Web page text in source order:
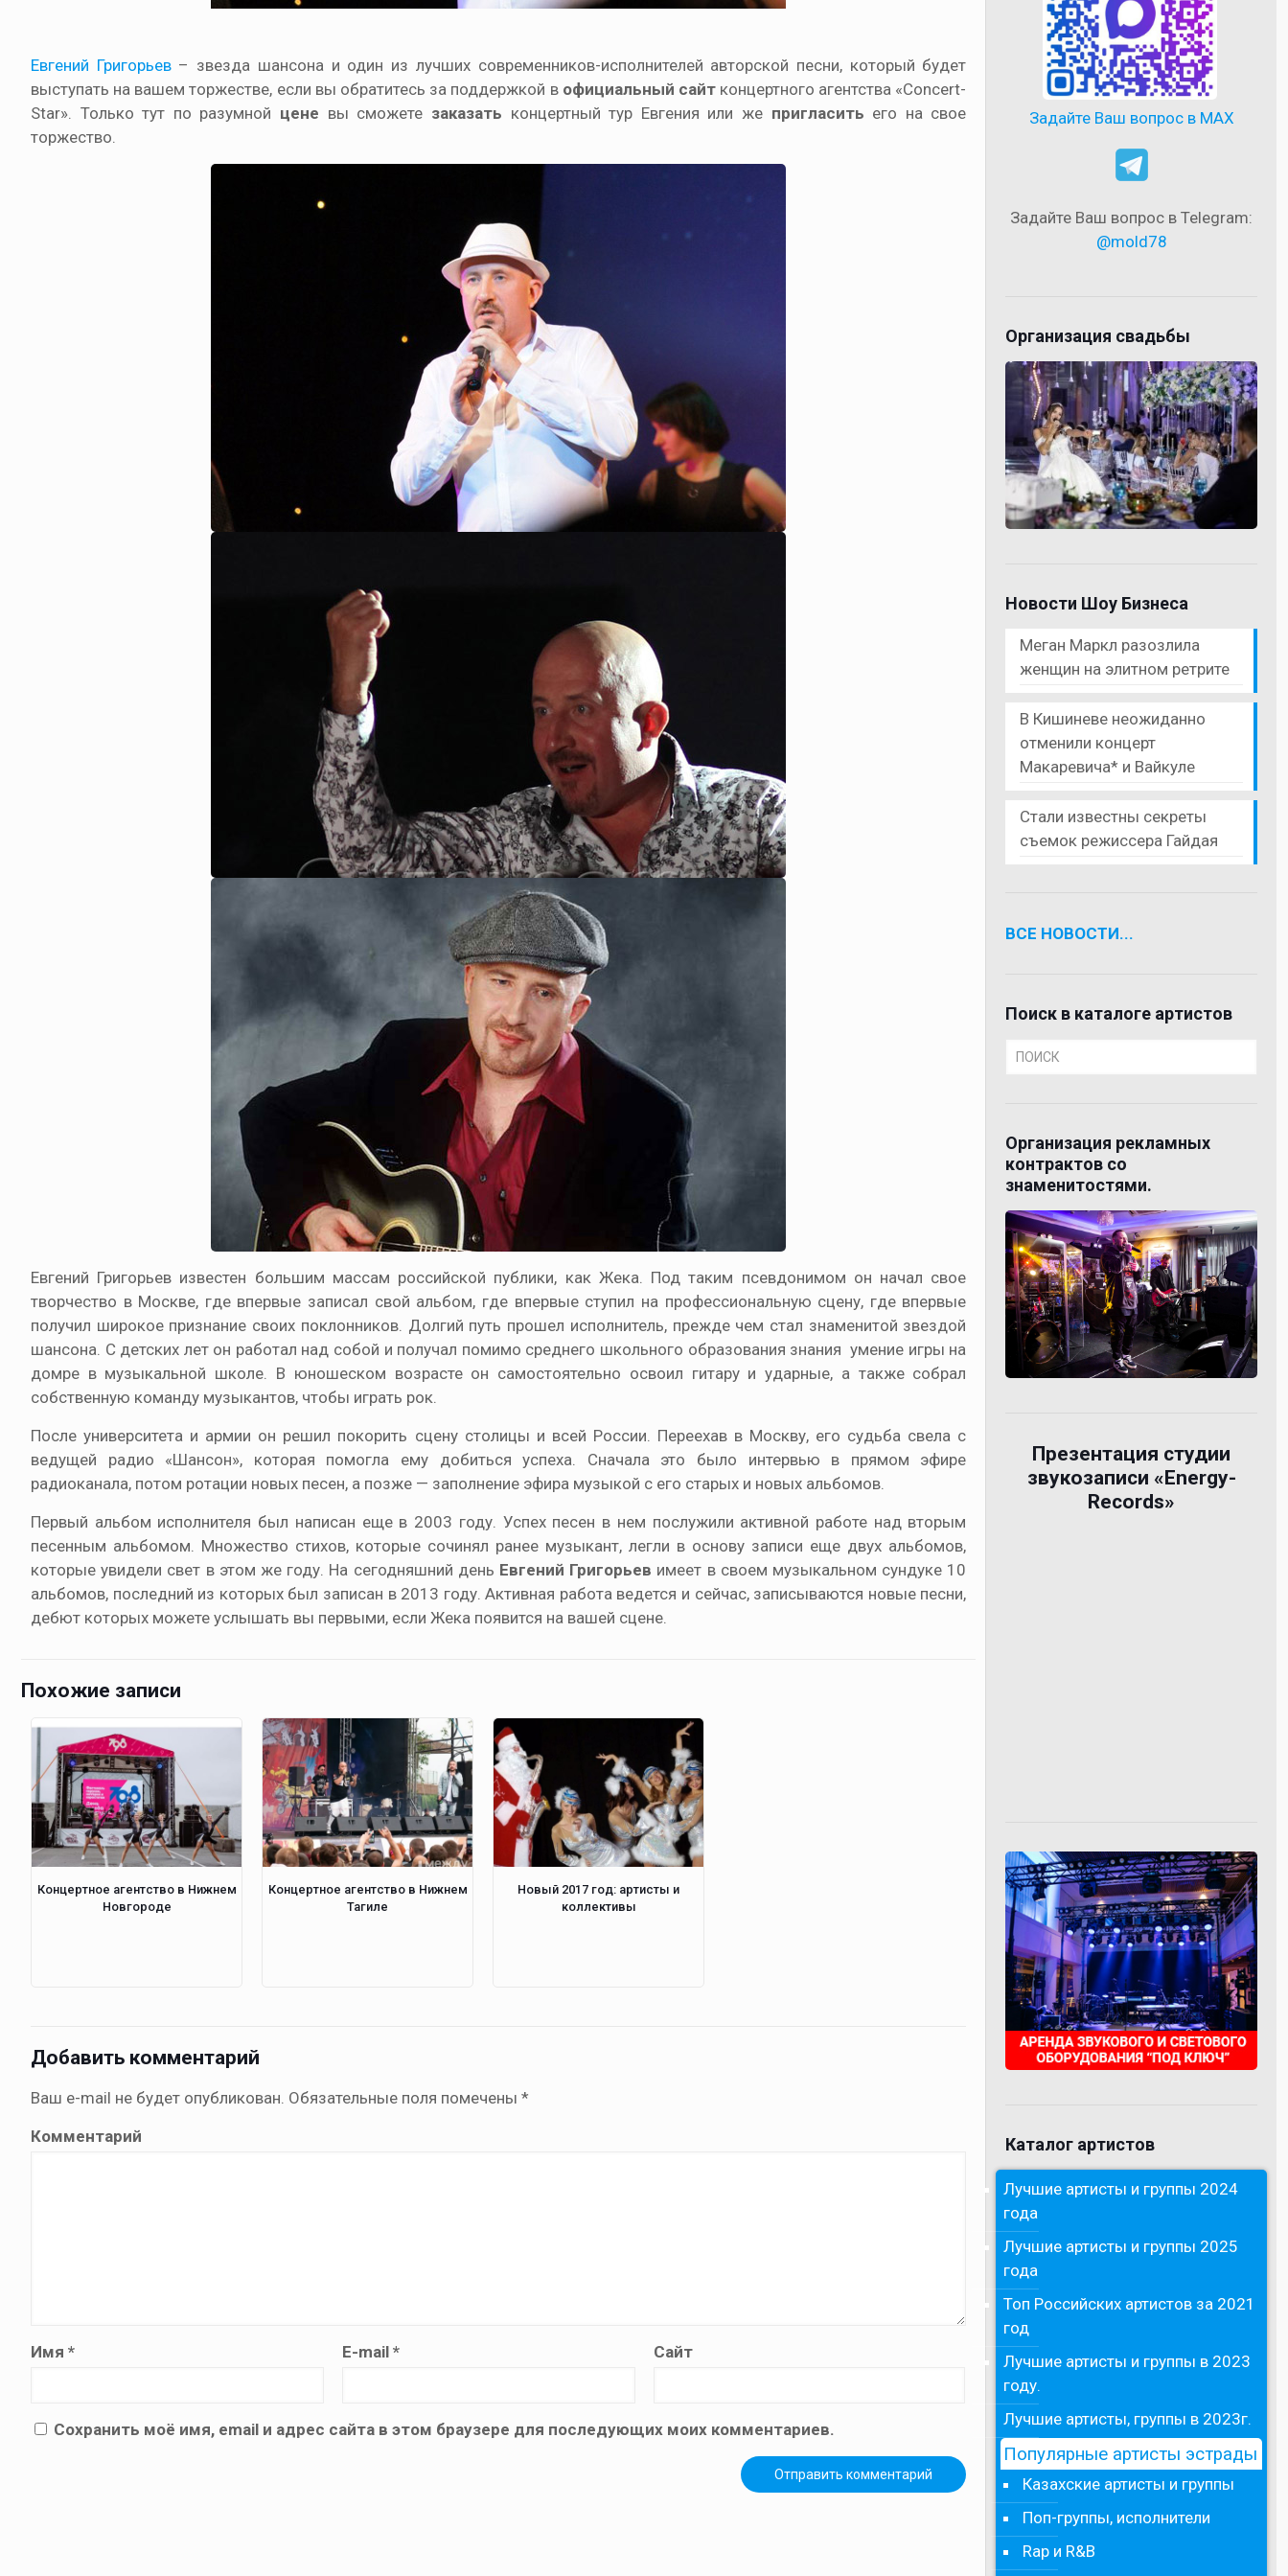
Евгений Григорьев– звезда шансона и один из лучших современников-исполнителей авторской песни, который будет
выступать на вашем торжестве, если вы обратитесь за поддержкой в официальный сайтконцертного агентства «Concert-
Star». Только тут по разумной цене вы сможете заказать концертный тур Евгения или же пригласить его на свое
торжество.
Евгений Григорьев известен большим массам российской публики, как Жека. Под таким псевдонимом он начал свое
творчество в Москве, где впервые записал свой альбом, где впервые ступил на профессиональную сцену, где впервые
получил широкое признание своих поклонников. Долгий путь прошел исполнитель, прежде чем стал знаменитой звездой
шансона. С детских лет он работал над собой и получал помимо среднего школьного образования знания умение игры на
домре в музыкальной школе. В юношеском возрасте он самостоятельно освоил гитару и ударные, а также собрал
собственную команду музыкантов, чтобы играть рок.
После университета и армии он решил покорить сцену столицы и всей России. Переехав в Москву, его судьба свела с
ведущей радио «Шансон», которая помогла ему добиться успеха. Сначала это было интервью в прямом эфире
радиоканала, потом ротации новых песен, а позже — заполнение эфира музыкой с его старых и новых альбомов.
Первый альбом исполнителя был написан еще в 2003 году. Успех песен в нем послужили активной работе над вторым
песенным альбомом. Множество стихов, которые сочинял ранее музыкант, легли в основу записи еще двух альбомов,
которые увидели свет в этом же году. На сегодняшний день Евгений Григорьев имеет в своем музыкальном сундуке 10
альбомов, последний из которых был записан в 2013 году. Активная работа ведется и сейчас, записываются новые песни,
дебют которых можете услышать вы первыми, если Жека появится на вашей сцене.
Похожие записи
Концертное агентство в Нижнем
Новгороде
Концертное агентство в Нижнем
Тагиле
Новый 2017 год: артисты и
коллективы
Добавить комментарий
Ваш e-mail не будет опубликован. Обязательные поля помечены *
Комментарий
Имя * E-mail* Сайт
Сохранить моё имя, email и адрес сайта в этом браузере для последующих моих комментариев.
Задайте Ваш вопрос в MAX
Задайте Ваш вопрос в Telegram:
@mold78
Организация свадьбы
Новости Шоу Бизнеса
Меган Маркл разозлила
женщин на элитном ретрите
В Кишиневе неожиданно
отменили концерт
Макаревича* и Вайкуле
Стали известны секреты
съемок режиссера Гайдая
ВСЕ НОВОСТИ...
Поиск в каталоге артистов
Организация рекламных
контрактов со
знаменитостями.
Презентация студии
звукозаписи «Energy-
Records»
Каталог артистов
Лучшие артисты и группы 2024
года
Лучшие артисты и группы 2025
года
Топ Российских артистов за 2021
год
Лучшие артисты и группы в 2023
году.
Лучшие артисты, группы в 2023г.
Популярные артисты эстрады
Казахские артисты и группы
Поп-группы, исполнители
Rap и R&B